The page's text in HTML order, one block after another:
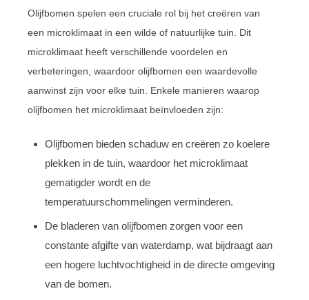
Olijfbomen spelen een cruciale rol bij het creëren van
een microklimaat in een wilde of natuurlijke tuin. Dit
microklimaat heeft verschillende voordelen en
verbeteringen, waardoor olijfbomen een waardevolle
aanwinst zijn voor elke tuin. Enkele manieren waarop
olijfbomen het microklimaat beïnvloeden zijn:
Olijfbomen bieden schaduw en creëren zo koelere
plekken in de tuin, waardoor het microklimaat
gematigder wordt en de
temperatuurschommelingen verminderen.
De bladeren van olijfbomen zorgen voor een
constante afgifte van waterdamp, wat bijdraagt aan
een hogere luchtvochtigheid in de directe omgeving
van de bomen.